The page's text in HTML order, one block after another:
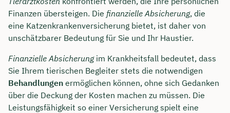
Finanzen übersteigen. Die finanzielle Absicherung, die
eine Katzenkrankenversicherung bietet, ist daher von
unschätzbarer Bedeutung für Sie und Ihr Haustier.
Finanzielle Absicherungim Krankheitsfall bedeutet, dass
Sie Ihrem tierischen Begleiter stets die notwendigen
Behandlungen ermöglichen können, ohne sich Gedanken
über die Deckung der Kosten machen zu müssen. Die
Leistungsfähigkeit so einer Versicherung spielt eine